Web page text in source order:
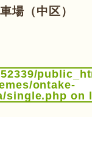
場（中区）
ontake-
single.php on